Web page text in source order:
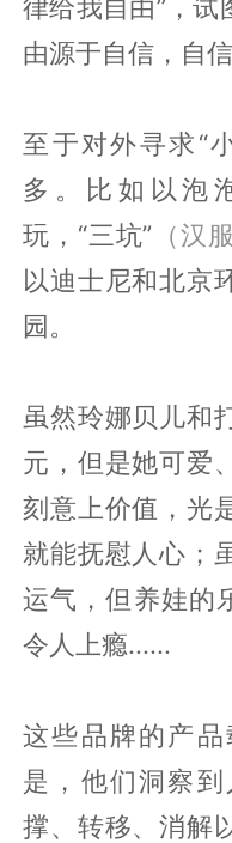
律给我自由”，试
由源于自信，自
至于对外寻求“
多。比如以泡
玩，“三坑” （汉
以迪士尼和北京
园。
虽然玲娜贝儿和
元，但是她可爱
刻意上价值，光
就能抚慰人心；
运气，但养娃的
令人上瘾......
这些品牌的产
是，他们洞察
撑、转移、消解